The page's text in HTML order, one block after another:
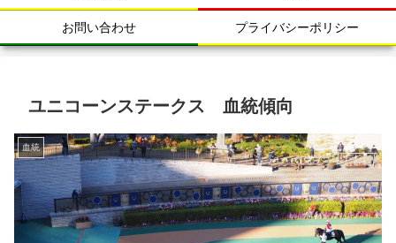
お問い合わせ プライバシーポリシー
ユニコーンステークス 血統傾向
血統